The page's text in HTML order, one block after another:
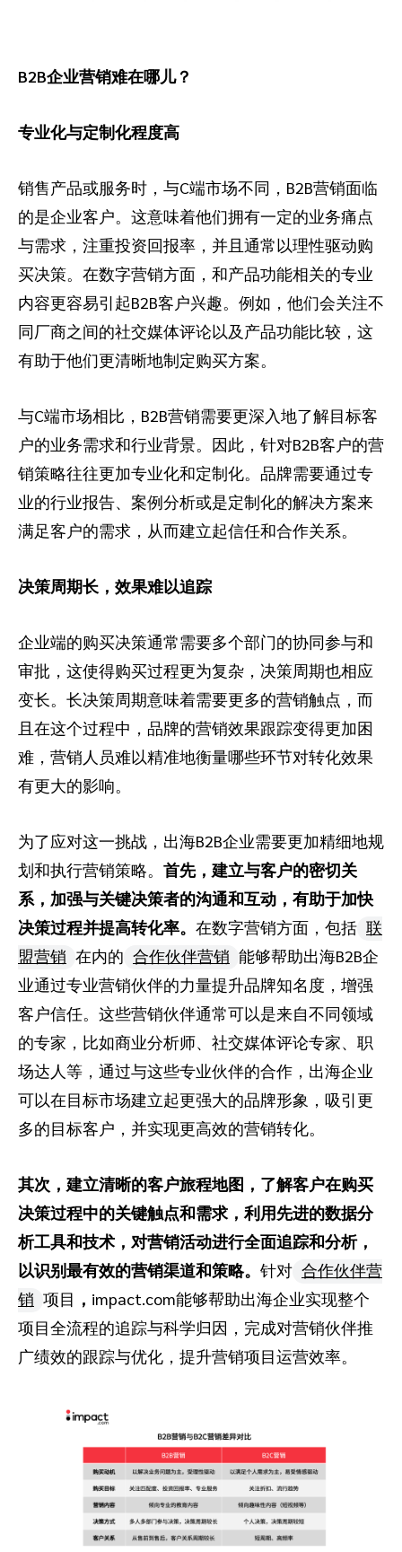
B2B企业营销难在哪儿？
专业化与定制化程度高
销售产品或服务时，与C端市场不同，B2B营销面临
的是企业客户。这意味着他们拥有一定的业务痛点
与需求，注重投资回报率，并且通常以理性驱动购
买决策。在数字营销方面，和产品功能相关的专业
内容更容易引起B2B客户兴趣。例如，他们会关注不
同厂商之间的社交媒体评论以及产品功能比较，这
有助于他们更清晰地制定购买方案。
与C端市场相比，B2B营销需要更深入地了解目标客
户的业务需求和行业背景。因此，针对B2B客户的营
销策略往往更加专业化和定制化。品牌需要通过专
业的行业报告、案例分析或是定制化的解决方案来
满足客户的需求，从而建立起信任和合作关系。
决策周期长，效果难以追踪
企业端的购买决策通常需要多个部门的协同参与和
审批，这使得购买过程更为复杂，决策周期也相应
变长。长决策周期意味着需要更多的营销触点，而
且在这个过程中，品牌的营销效果跟踪变得更加困
难，营销人员难以精准地衡量哪些环节对转化效果
有更大的影响。
为了应对这一挑战，出海B2B企业需要更加精细地规
划和执行营销策略。 首先，建立与客户的密切关
系，加强与关键决策者的沟通和互动，有助于加快
决策过程并提高转化率。 在数字营销方面，包括 联
盟营销 在内的 合作伙伴营销 能够帮助出海B2B企
业通过专业营销伙伴的力量提升品牌知名度，增强
客户信任。这些营销伙伴通常可以是来自不同领域
的专家，比如商业分析师、社交媒体评论专家、职
场达人等，通过与这些专业伙伴的合作，出海企业
可以在目标市场建立起更强大的品牌形象，吸引更
多的目标客户，并实现更高效的营销转化。
其次，建立清晰的客户旅程地图，了解客户在购买
决策过程中的关键触点和需求，利用先进的数据分
析工具和技术，对营销活动进行全面追踪和分析，
以识别最有效的营销渠道和策略。 针对 合作伙伴营
销 项目 ， impact.com能够帮助出海企业实现整个
项目全流程的追踪与科学归因，完成对营销伙伴推
广绩效的跟踪与优化，提升营销项目运营效率。